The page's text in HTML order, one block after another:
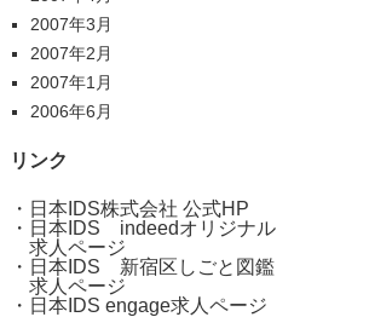
2007年3月
2007年2月
2007年1月
2006年6月
リンク
・ 日本IDS株式会社 公式HP
・ 日本IDS indeedオリジナル
求人ページ
・ 日本IDS 新宿区しごと図鑑
求人ページ
・ 日本IDS engage求人ページ